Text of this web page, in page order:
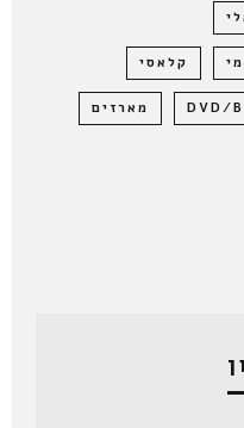
קלאסי
DVD/ מארזים